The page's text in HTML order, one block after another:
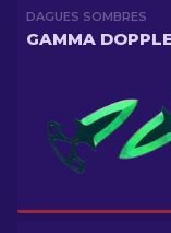
DAGUES SOMBRES